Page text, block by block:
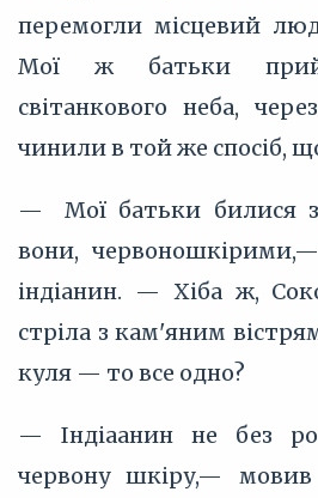
перемогли місцевий
Мої ж батьки
світанкового неба,
чинили в той же спосіб,
— Мої батьки билися
вони, червоношкірими,—
індіанин. — Хіба ж,
стріла з кам'яним
куля — то все одно?
— Індіаанин не без
червону шкіру,—